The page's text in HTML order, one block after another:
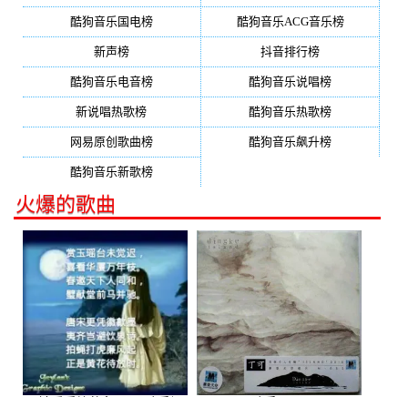
酷狗音乐国电榜 酷狗音乐ACG音乐榜
新声榜 抖音排行榜
酷狗音乐电音榜 酷狗音乐说唱榜
新说唱热歌榜 酷狗音乐热歌榜
网易原创歌曲榜 酷狗音乐飙升榜
酷狗音乐新歌榜
火爆的歌曲